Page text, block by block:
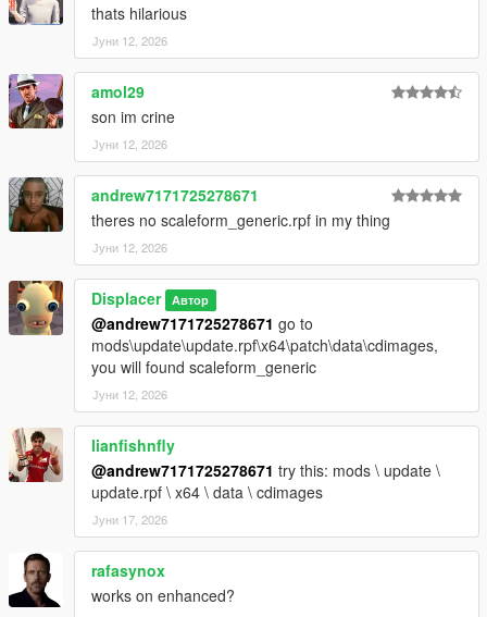
thats hilarious
Јуни 12, 2026
amol29
son im crine
Јуни 12, 2026
andrew7171725278671
theres no scaleform_generic.rpf in my thing
Јуни 12, 2026
Displacer Автор
@andrew7171725278671 go to
mods\update\update.rpf\x64\patch\data\cdimages,
you will found scaleform_generic
Јуни 12, 2026
lianfishnfly
@andrew7171725278671 try this: mods \ update \
update.rpf \ x64 \ data \ cdimages
Јуни 17, 2026
rafasynox
works on enhanced?